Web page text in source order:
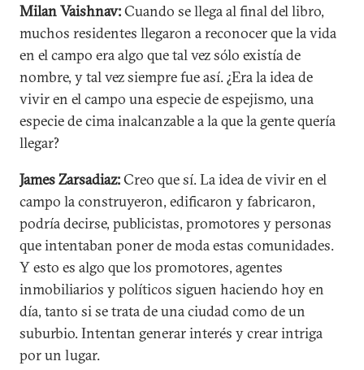
Milan Vaishnav:Cuando se llega al final del libro,
muchos residentes llegaron a reconocer que la vida
en el campo era algo que tal vez sólo existía de
nombre, y tal vez siempre fue así. ¿Era la idea de
vivir en el campo una especie de espejismo, una
especie de cima inalcanzable a la que la gente quería
llegar?
James Zarsadiaz:Creo que sí. La idea de vivir en el
campo la construyeron, edificaron y fabricaron,
podría decirse, publicistas, promotores y personas
que intentaban poner de moda estas comunidades.
Y esto es algo que los promotores, agentes
inmobiliarios y políticos siguen haciendo hoy en
día, tanto si se trata de una ciudad como de un
suburbio. Intentan generar interés y crear intriga
por un lugar.